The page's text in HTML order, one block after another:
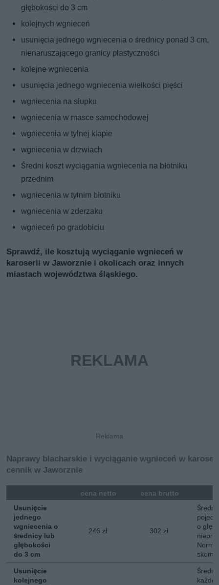
głębokości do 3 cm
kolejnych wgnieceń
usunięcia jednego wgniecenia o średnicy ponad 3 cm,
nienaruszającego granicy plastyczności
kolejne wgniecenia
usunięcia jednego wgniecenia wielkości pięści
wgniecenia na słupku
wgniecenia w masce samochodowej
wgniecenia w tylnej klapie
wgniecenia w drzwiach
Średni koszt wyciągania wgniecenia na błotniku
przednim
wgniecenia w tylnim błotniku
wgniecenia w zderzaku
wgnieceń po gradobiciu
Sprawdź, ile kosztują wyciąganie wgnieceń w
karoserii w Jaworznie i okolicach oraz innych
miastach województwa śląskiego.
Naprawy blacharskie i wyciąganie wgnieceń w
cennik w Jaworznie
cena netto cena brutto
Usunięcie
jednego
wgniecenia o
średnicy lub
głębokości
do 3 cm
246 zł 302 zł
Średni
o
Usunięcie
kolejnego
Średni